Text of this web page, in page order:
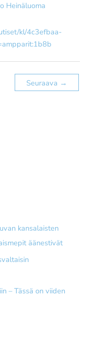
Heinäluoma
kl/4c3efbaa-
Seuraava →
kansalaisten
äänestivät
– Tässä on viiden